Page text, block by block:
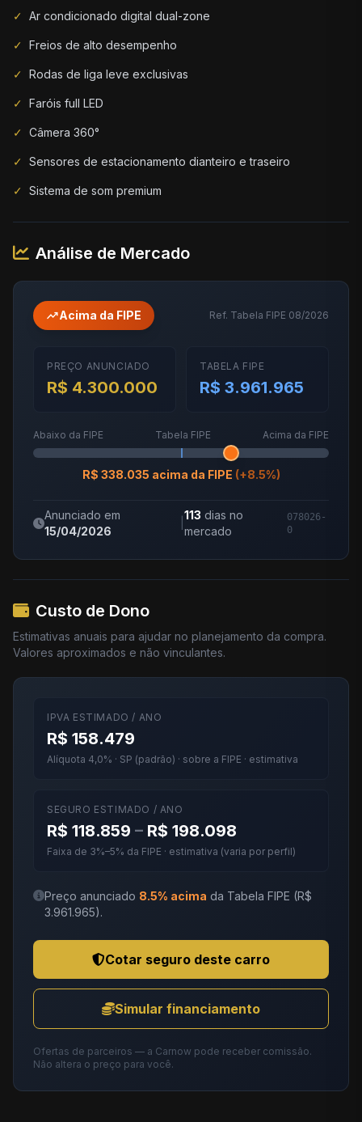
✓ Ar condicionado digital dual-zone
✓ Freios de alto desempenho
✓ Rodas de liga leve exclusivas
✓ Faróis full LED
✓ Câmera 360°
✓ Sensores de estacionamento dianteiro e traseiro
✓ Sistema de som premium
Análise de Mercado
trending_upAcima da FIPE Ref. Tabela FIPE 08/2026
PREÇO ANUNCIADO
R$ 4.300.000
TABELA FIPE
R$ 3.961.965
Abaixo da FIPE Tabela FIPE Acima da FIPE
R$ 338.035 acima da FIPE (+8.5%)
Anunciado em
15/04/2026
113 dias no
mercado
078026-
0
Custo de Dono
Estimativas anuais para ajudar no planejamento da compra.
Valores aproximados e não vinculantes.
IPVA ESTIMADO / ANO
R$ 158.479
Alíquota 4,0% · SP (padrão) · sobre a FIPE · estimativa
SEGURO ESTIMADO / ANO
R$ 118.859 – R$ 198.098
Faixa de 3%–5% da FIPE · estimativa (varia por perfil)
Preço anunciado 8.5% acima da Tabela FIPE (R$
3.961.965).
Cotar seguro deste carro
Simular financiamento
Ofertas de parceiros — a Carnow pode receber comissão.
Não altera o preço para você.